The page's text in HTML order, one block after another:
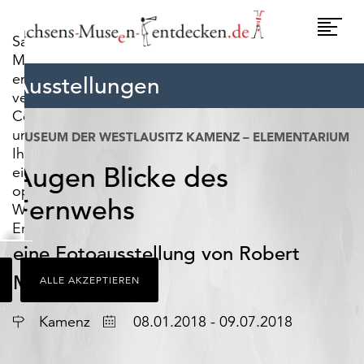
Sachsens-
Museen-
entdecken.de
verwendet
Cookies,
um
Ihnen
ein
optimales
Webseiten-
Erlebnis
zu
bieten.
Dazu
zählen
Cookies,
ALLE AKZEPTIEREN
Ausstellungen
MUSEUM DER WESTLAUSITZ KAMENZ – ELEMENTARIUM
Augen Blicke des
Fernwehs
eine Fotoausstellung von Robert
Michalk
Ort Kamenz Datum08.01.2018 - 09.07.2018